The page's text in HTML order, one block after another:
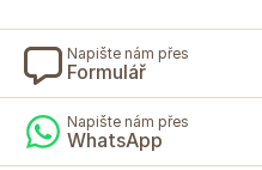
Napište nám přes
Formulář
Napište nám přes
WhatsApp